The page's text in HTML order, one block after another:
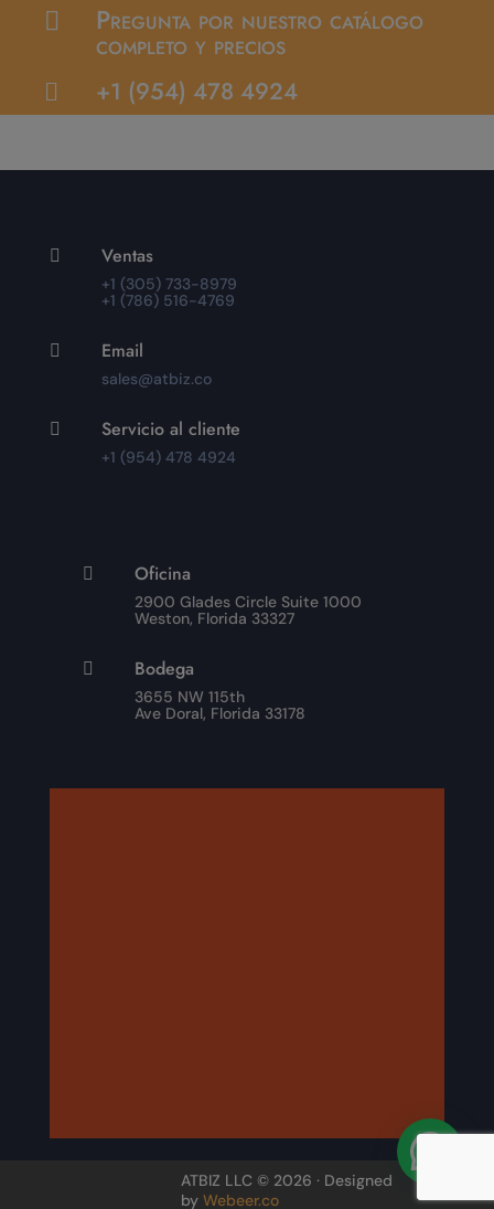
 Pregunta por nuestro catálogo
completo y precios
 +1 (954) 478 4924
 Ventas
+1 (305) 733-8979
+1 (786) 516-4769
 Email
sales@atbiz.co
 Servicio al cliente
+1 (954) 478 4924
 Oficina
2900 Glades Circle Suite 1000
Weston, Florida 33327
 Bodega
3655 NW 115th
Ave Doral, Florida 33178
ATBIZ LLC © 2026 · Designed
byWebeer.co